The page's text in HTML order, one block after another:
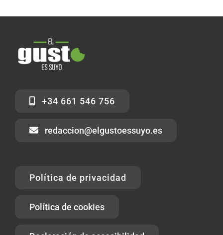
+34 661 546 756
redaccion@elgustoessuyo.es
Política de privacidad
Política de cookies